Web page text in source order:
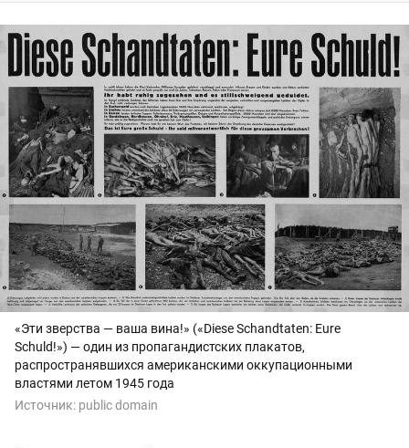
«Эти зверства — ваша вина!» («Diese Schandtaten: Eure
Schuld!») — один из пропагандистских плакатов,
распространявшихся американскими оккупационными
властями летом 1945 года
Источник: public domain